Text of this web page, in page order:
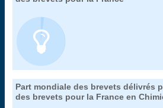
OEB (Patstat) et OCDE (Regpat),
Part mondiale des brevets délivrés
des brevets pour la France en
50. la production technologique de
mesurée par les brevets de
".